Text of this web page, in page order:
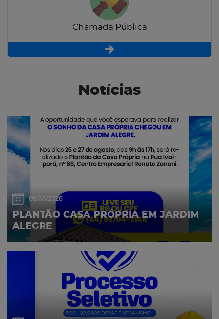
Chamada Pública
Notícias
05/08/2026
PLANTÃO CASA PRÓPRIA EM JARDIM
ALEGRE